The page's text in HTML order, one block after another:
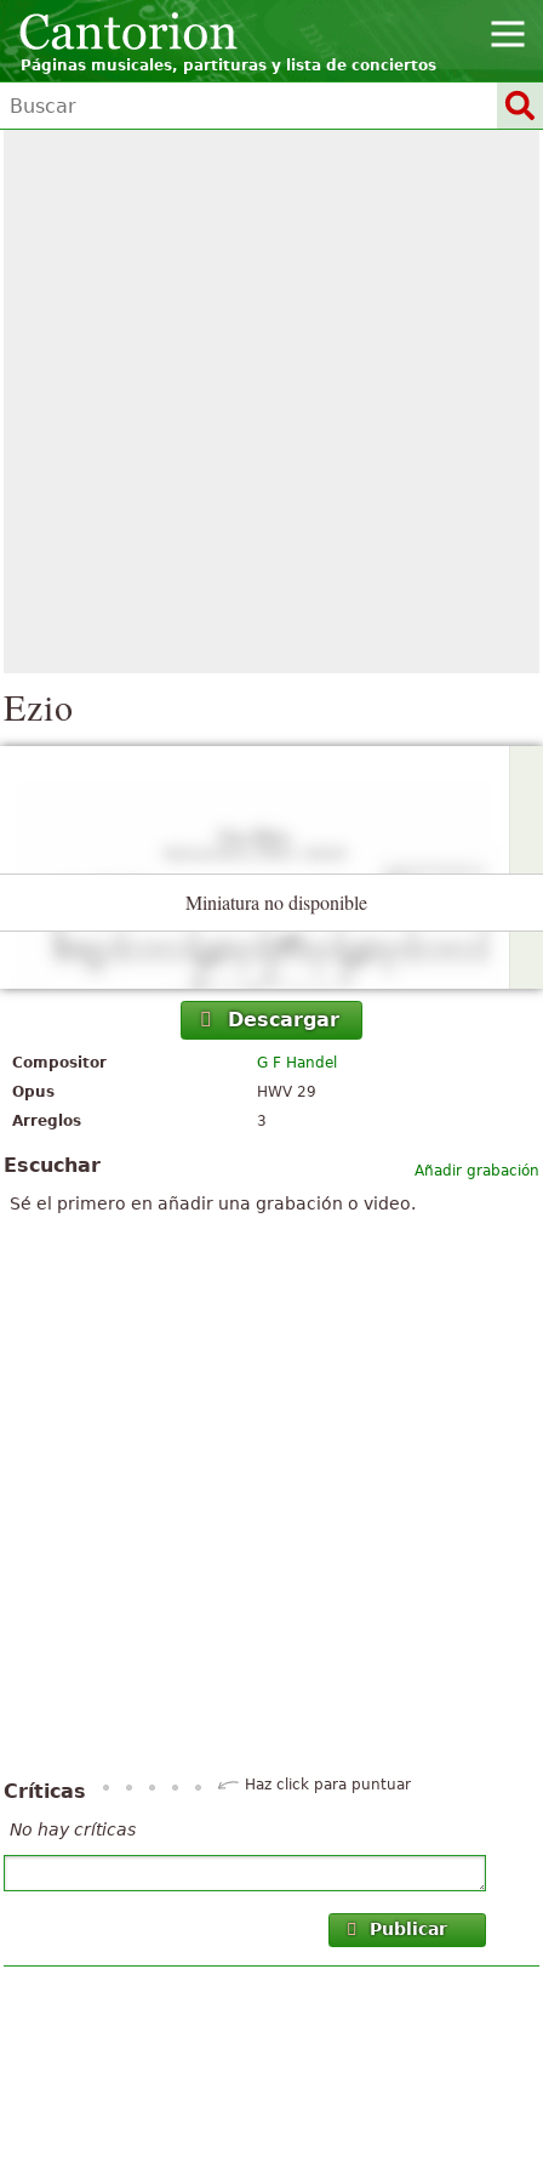
Páginas musicales, partituras y lista de conciertos
Ezio
Miniatura no disponible
Descargar
Compositor
G F Handel
Opus
HWV 29
Arreglos
3
Añadir grabación
Escuchar
Sé el primero en añadir una grabación o video.
Críticas Haz click para puntuar
No hay críticas
Publicar